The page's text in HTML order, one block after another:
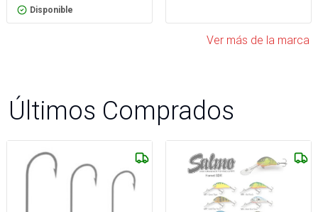
Disponible
Ver más de la marca
Últimos Comprados